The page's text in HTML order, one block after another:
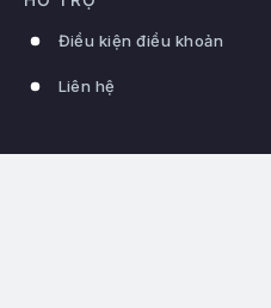
Điều kiện điều khoản
Liên hệ